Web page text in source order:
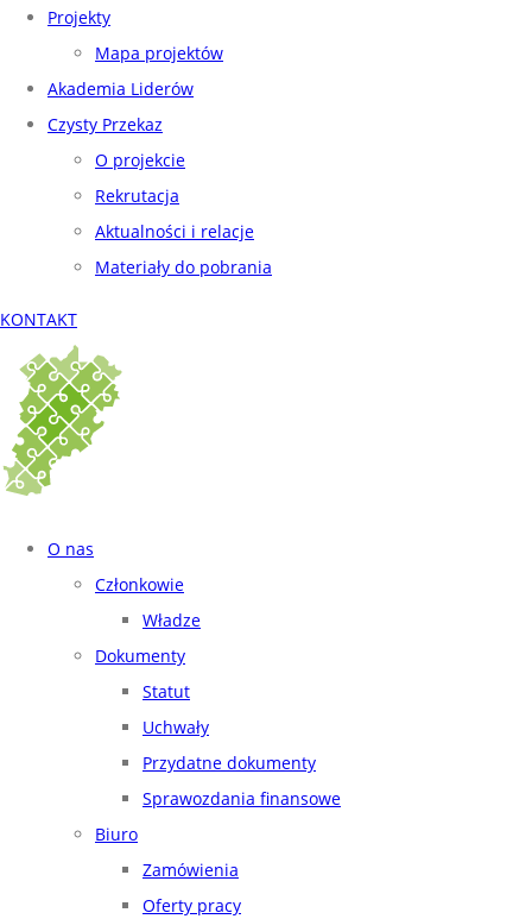
Projekty
Mapa projektów
Akademia Liderów
Czysty Przekaz
O projekcie
Rekrutacja
Aktualności i relacje
Materiały do pobrania
KONTAKT
O nas
Członkowie
Władze
Dokumenty
Statut
Uchwały
Przydatne dokumenty
Sprawozdania finansowe
Biuro
Zamówienia
Oferty pracy